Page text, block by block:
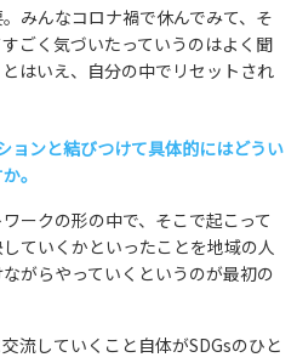
みんなコロナ禍で休んでみて、そ
ごく気づいたっていうのはよく聞
はいえ、自分の中でリセットされ
ョンと結びつけて具体的にはどうい
。
ークの形の中で、そこで起こって
ていくかといったことを地域の人
がらやっていくというのが最初の
流していくこと自体がSDGsのひと